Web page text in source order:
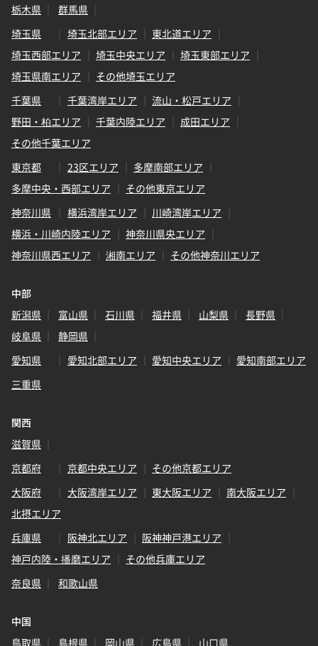
栃木県
群馬県
埼玉県
埼玉北部エリア
東北道エリア
埼玉西部エリア
埼玉中央エリア
埼玉東部エリア
埼玉県南エリア
その他埼玉エリア
千葉県
千葉湾岸エリア
流山・松戸エリア
野田・柏エリア
千葉内陸エリア
成田エリア
その他千葉エリア
東京都
23区エリア
多摩南部エリア
多摩中央・西部エリア
その他東京エリア
神奈川県
横浜湾岸エリア
川崎湾岸エリア
横浜・川崎内陸エリア
神奈川県央エリア
神奈川県西エリア
湘南エリア その他神奈川エリア
中部
新潟県
富山県 石川県 福井県 山梨県
長野県
岐阜県
静岡県
愛知県
愛知北部エリア 愛知中央エリア
愛知南部エリア
三重県
関西
滋賀県
京都府
京都中央エリア
その他京都エリア
大阪府
大阪湾岸エリア 東大阪エリア
南大阪エリア
北摂エリア
兵庫県
阪神北エリア
阪神神戸港エリア
神戸内陸・播磨エリア
その他兵庫エリア
奈良県
和歌山県
中国
鳥取県
島根県 岡山県 広島県 山口県